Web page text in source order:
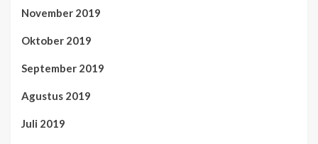
November 2019
Oktober 2019
September 2019
Agustus 2019
Juli 2019